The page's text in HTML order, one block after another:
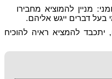
מניין להמוציא מחבירו
בעל דברים ייגש אליהם.
להמציא ראיה להוכיח